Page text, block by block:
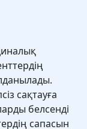
сақтауға
белсенді
сапасын